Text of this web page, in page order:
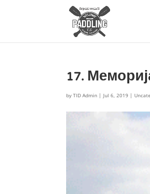
17.
byTID Admin | Jul 6, 2019 |